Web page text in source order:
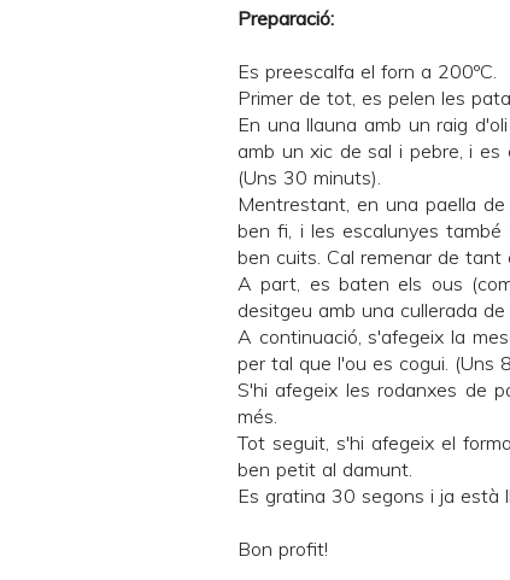
Preparació:
Es preescalfa el forn a 200ºC.
Primer de tot, es pelen les
En una llauna amb un raig
amb un xic de sal i pebre, i
(Uns 30 minuts).
Mentrestant, en una paella
ben fi, i les escalunyes
ben cuits. Cal remenar de
A part, es baten els ous
desitgeu amb una cullerada
A continuació, s'afegeix la
per tal que l'ou es cogui. (Uns
S'hi afegeix les rodanxes de
més.
Tot seguit, s'hi afegeix el
ben petit al damunt.
Es gratina 30 segons i ja està
Bon profit!